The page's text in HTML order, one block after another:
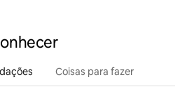
Coisas para fazer